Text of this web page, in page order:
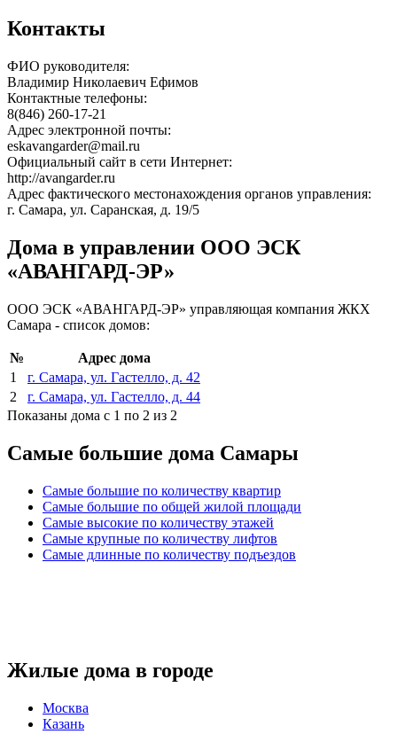
Контакты
ФИО руководителя:
Владимир Николаевич Ефимов
Контактные телефоны:
8(846) 260-17-21
Адрес электронной почты:
eskavangarder@mail.ru
Официальный сайт в сети Интернет:
http://avangarder.ru
Адрес фактического местонахождения органов управления:
г. Самара, ул. Саранская, д. 19/5
Дома в управлении ООО ЭСК
«АВАНГАРД-ЭР»
ООО ЭСК «АВАНГАРД-ЭР» управляющая компания ЖКХ
Самара - список домов:
№
Адрес дома
1
г. Самара, ул. Гастелло, д. 42
2
г. Самара, ул. Гастелло, д. 44
Показаны дома с 1 по 2 из 2
Самые большие дома Самары
Самые большие по количеству квартир
Самые большие по общей жилой площади
Самые высокие по количеству этажей
Самые крупные по количеству лифтов
Самые длинные по количеству подъездов
Жилые дома в городе
Москва
Казань